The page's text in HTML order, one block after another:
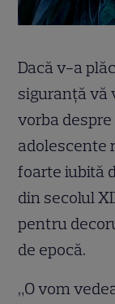
Dacă v-a
siguranță vă
vorba
adolescente
foarte iubită
din secolul
pentru
de epocă.
„O vom